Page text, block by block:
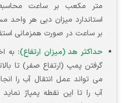
متر مکعب بر ساعت
بر ساعت در صورت همزمانی
حداکثر هد (میزان ارتفاع): به
گرفتن پمپ (ارتفاع صفر) تا
می تواند عمل انتقال آب را
آب را تا این نقطه پمپاژ